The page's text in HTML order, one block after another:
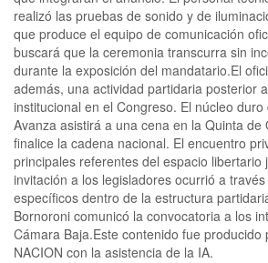
realizó las pruebas de sonido y de
que produce el equipo de comunicación
buscará que la ceremonia transcurra sin
durante la exposición del mandatario.El
además, una actividad partidaria posterior
institucional en el Congreso. El núcleo
Avanza asistirá a una cena en la Quinta de
finalice la cadena nacional. El encuentro
principales referentes del espacio libertario
invitación a los legisladores ocurrió a
específicos dentro de la estructura
Bornoroni comunicó la convocatoria a los
Cámara Baja.Este contenido fue producido
NACION con la asistencia de la IA.